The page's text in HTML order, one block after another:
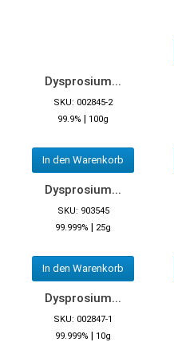
Dysprosium...
SKU: 002845-2
99.9% | 100g
In den Warenkorb
Dysprosium...
SKU: 903545
99.999% | 25g
In den Warenkorb
Dysprosium...
SKU: 002847-1
99.999% | 10g